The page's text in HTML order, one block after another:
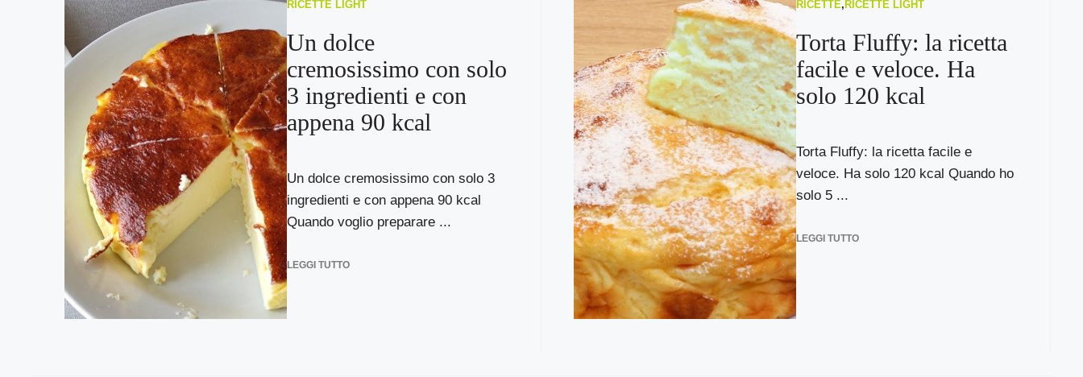
RICETTE LIGHT
Un dolce
cremosissimo con solo
3 ingredienti e con
appena 90 kcal
Un dolce cremosissimo con solo 3
ingredienti e con appena 90 kcal
Quando voglio preparare ...
LEGGI TUTTO
RICETTE, RICETTE LIGHT
Torta Fluffy: la ricetta
facile e veloce. Ha
solo 120 kcal
Torta Fluffy: la ricetta facile e
veloce. Ha solo 120 kcal Quando ho
solo 5 ...
LEGGI TUTTO